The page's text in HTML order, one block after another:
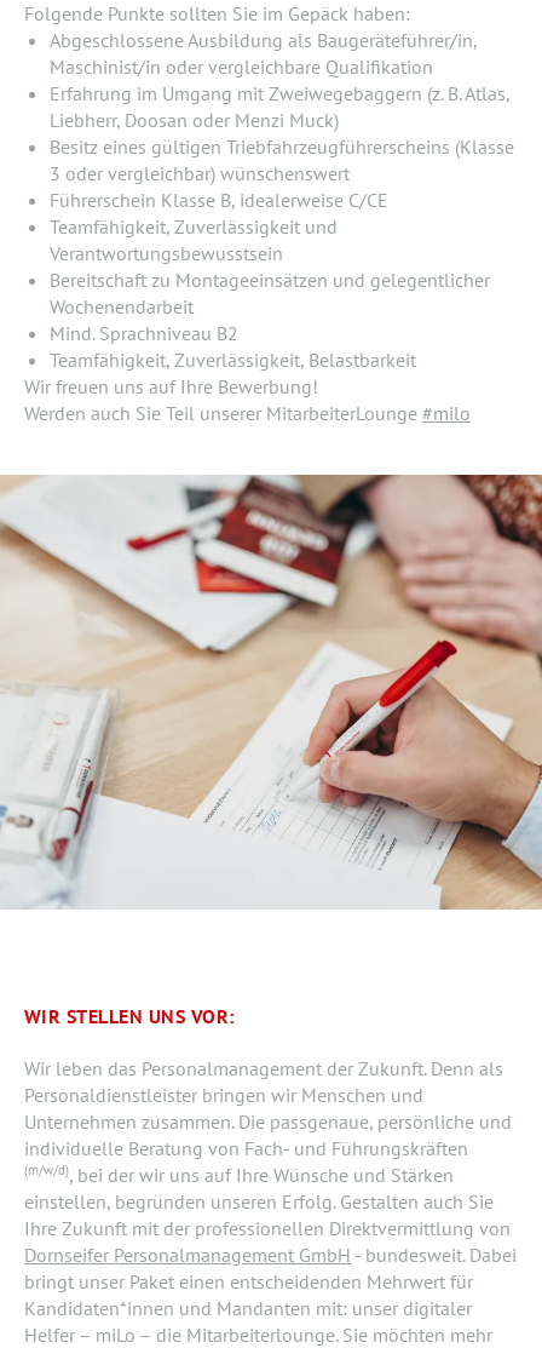
Folgende Punkte sollten Sie im Gepäck haben:
Abgeschlossene Ausbildung als Baugeräteführer/in,
Maschinist/in oder vergleichbare Qualifikation
Erfahrung im Umgang mit Zweiwegebaggern (z. B. Atlas,
Liebherr, Doosan oder Menzi Muck)
Besitz eines gültigen Triebfahrzeugführerscheins (Klasse
3 oder vergleichbar) wünschenswert
Führerschein Klasse B, idealerweise C/CE
Teamfähigkeit, Zuverlässigkeit und
Verantwortungsbewusstsein
Bereitschaft zu Montageeinsätzen und gelegentlicher
Wochenendarbeit
Mind. Sprachniveau B2
Teamfähigkeit, Zuverlässigkeit, Belastbarkeit
Wir freuen uns auf Ihre Bewerbung!
Werden auch Sie Teil unserer MitarbeiterLounge #milo
WIR STELLEN UNS VOR:
Wir leben das Personalmanagement der Zukunft. Denn als
Personaldienstleister bringen wir Menschen und
Unternehmen zusammen. Die passgenaue, persönliche und
individuelle Beratung von Fach- und Führungskräften
(m/w/d), bei der wir uns auf Ihre Wünsche und Stärken
einstellen, begründen unseren Erfolg. Gestalten auch Sie
Ihre Zukunft mit der professionellen Direktvermittlung von
Dornseifer Personalmanagement GmbH - bundesweit. Dabei
bringt unser Paket einen entscheidenden Mehrwert für
Kandidaten*innen und Mandanten mit: unser digitaler
Helfer – miLo – die Mitarbeiterlounge. Sie möchten mehr